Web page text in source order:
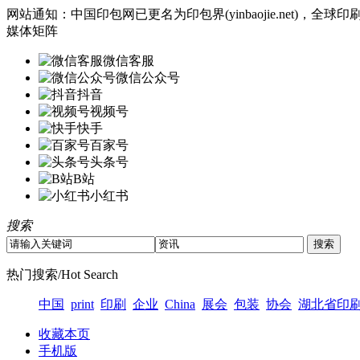
网站通知：中国印包网已更名为印包界(yinbaojie.net)，全球
媒体矩阵
微信客服
微信公众号
抖音
视频号
快手
百家号
头条号
B站
小红书
搜索
热门搜索/Hot Search
中国 print 印刷 企业 China 展会 包装 协会 湖北省印
收藏本页
手机版